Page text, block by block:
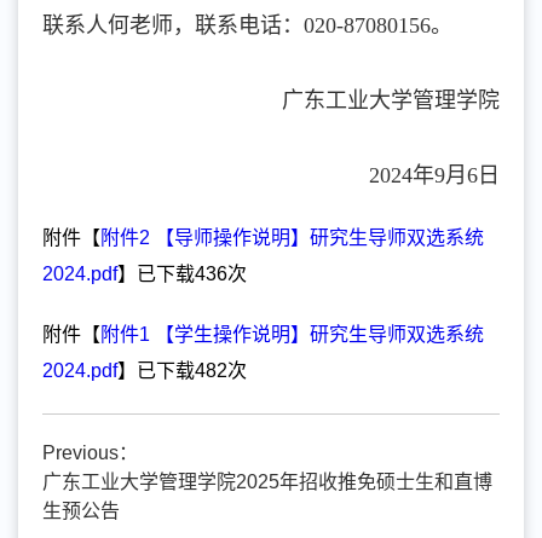
联系人何老师，联系电话：020-87080156。
广东工业大学管理学院
2024年9月6日
附件【 附件2 【导师操作说明】研究生导师双选系统
2024.pdf】已下载436次
附件【 附件1 【学生操作说明】研究生导师双选系统
2024.pdf】已下载482次
Previous：
广东工业大学管理学院2025年招收推免硕士生和直博
生预公告